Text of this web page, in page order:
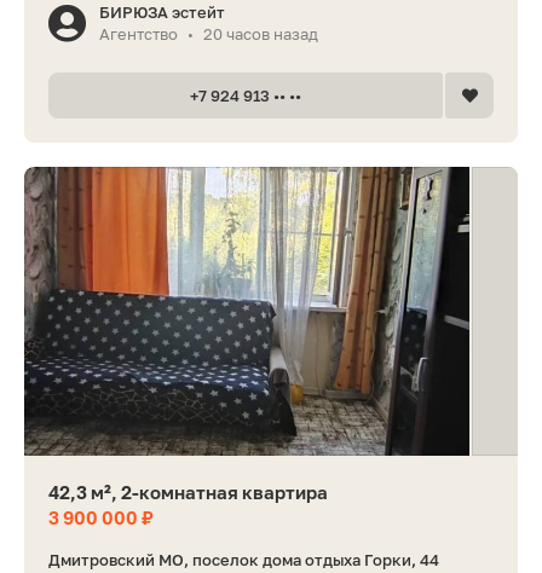
БИРЮЗА эстейт
Агентство
• 20 часов назад
+7 924 913 •• ••
42,3 м², 2-комнатная квартира
3 900 000 ₽
Дмитровский МО, поселок дома отдыха Горки, 44